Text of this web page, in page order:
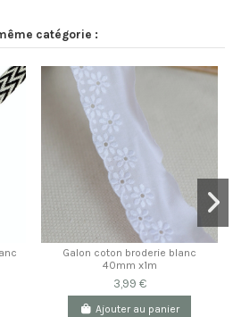
catégorie :
Galon coton broderie blanc
40mm x1m
3,99 €
Ajouter au panier